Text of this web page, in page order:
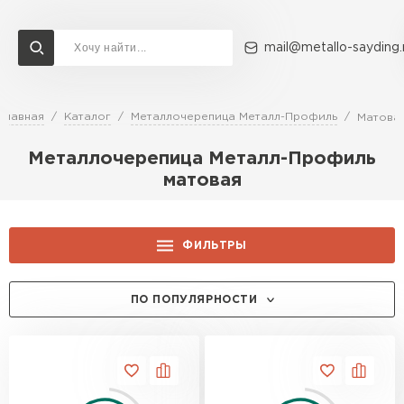
mail@metallo-
Каталог Металлочерепица Металл-Профиль
Металлочерепица Металл-Профиль
матовая
ФИЛЬТРЫ
ПО ПОПУЛЯРНОСТИ
Доставка и оплата Акции О компании Контакты